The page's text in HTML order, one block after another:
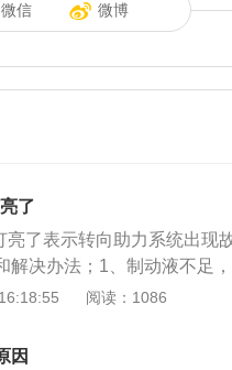
微信 微博
了
了表示转向助力系统出现
解决办法；1、制动液不足
气的压缩造成了分泵的压力
常行驶，主要影响汽车的制
阅读：1086
因